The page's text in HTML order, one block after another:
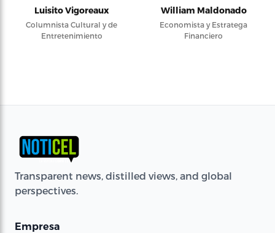
Luisito Vigoreaux
Columnista Cultural y de
Entretenimiento
William Maldonado
Economista y Estratega
Financiero
Transparent news, distilled views, and global
perspectives.
Empresa